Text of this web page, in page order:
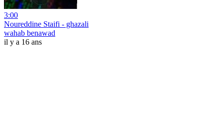
3:00
Noureddine Staifi - ghazali
wahab benawad
il y a 16 ans